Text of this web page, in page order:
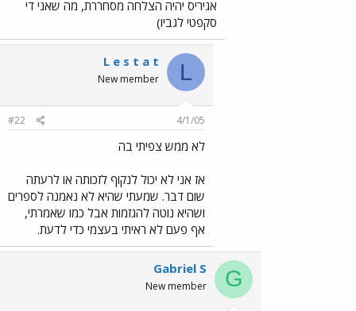
אגיריס יהיה הצלחה מסחררת, מה שאני די
סקפטי לגביו)
L
L e s t a t
New member
4/1/05
#22
לא ממש צפיתי בה
אז אני לא יכול לנקוף לזכותה או לרעתה
שום דבר. שמעתי שהיא לא נאמנה לספרים
ושהיא נוטה להגזמות אבל כמו שאמרתי,
אף פעם לא ראיתי בעצמי כדי לדעת.
G
Gabriel S
New member